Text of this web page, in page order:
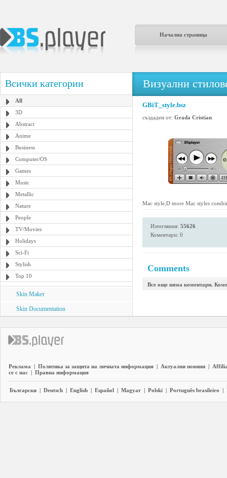
Начална страница
Всички категории
All
3D
Abstract
Anime
Business
Computer/OS
Games
Music
Metallic
Nature
People
TV/Movies
Holidays
Sci-Fi
Stylish
Top 10
Skin Maker
Skin Documentation
Визуални
GBiT_style.bsz
създаден от: Grada Cristian
Mac style;D more Mac styles
Изтегляния: 55626
Коментари: 0
Comments
Все още няма коментари.
Реклама | Политика за защита на личната информация | Актуални новини |
се с нас | Правна информация
Български | Deutsch | English | Español | Magyar | Polski | Português brasileiro |